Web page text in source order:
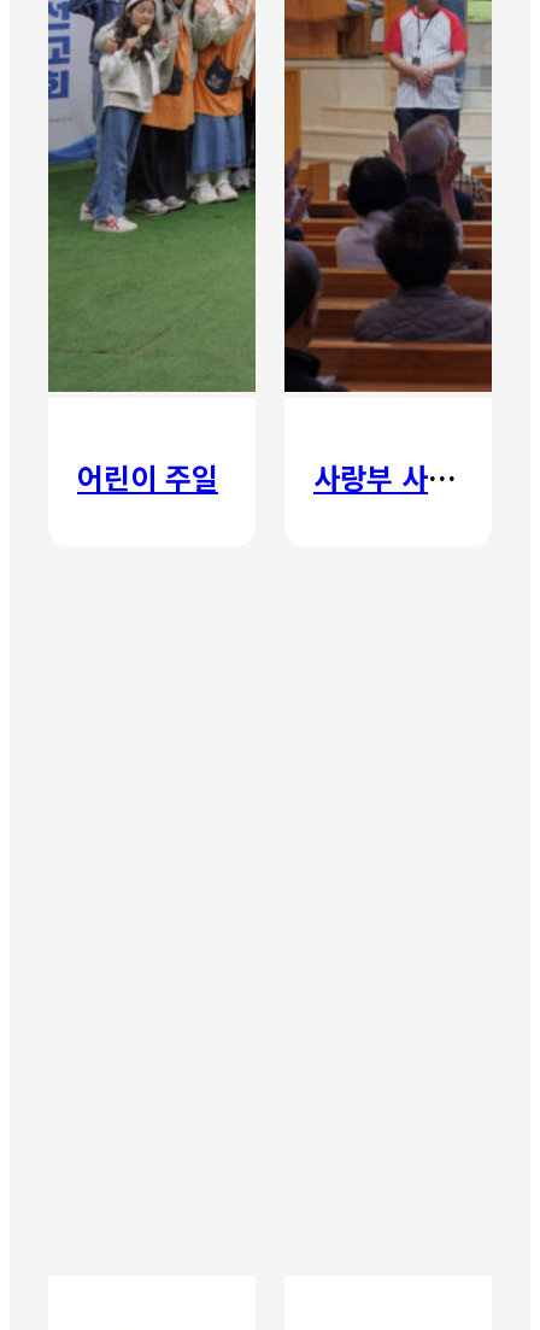
어린이 주일 사랑부 사랑주일